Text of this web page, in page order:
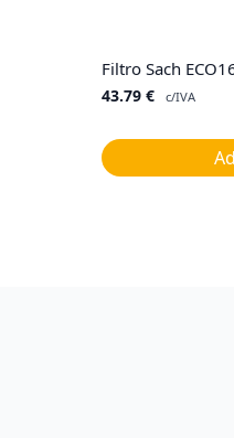
Filtro Sach
43.79 € c/IVA